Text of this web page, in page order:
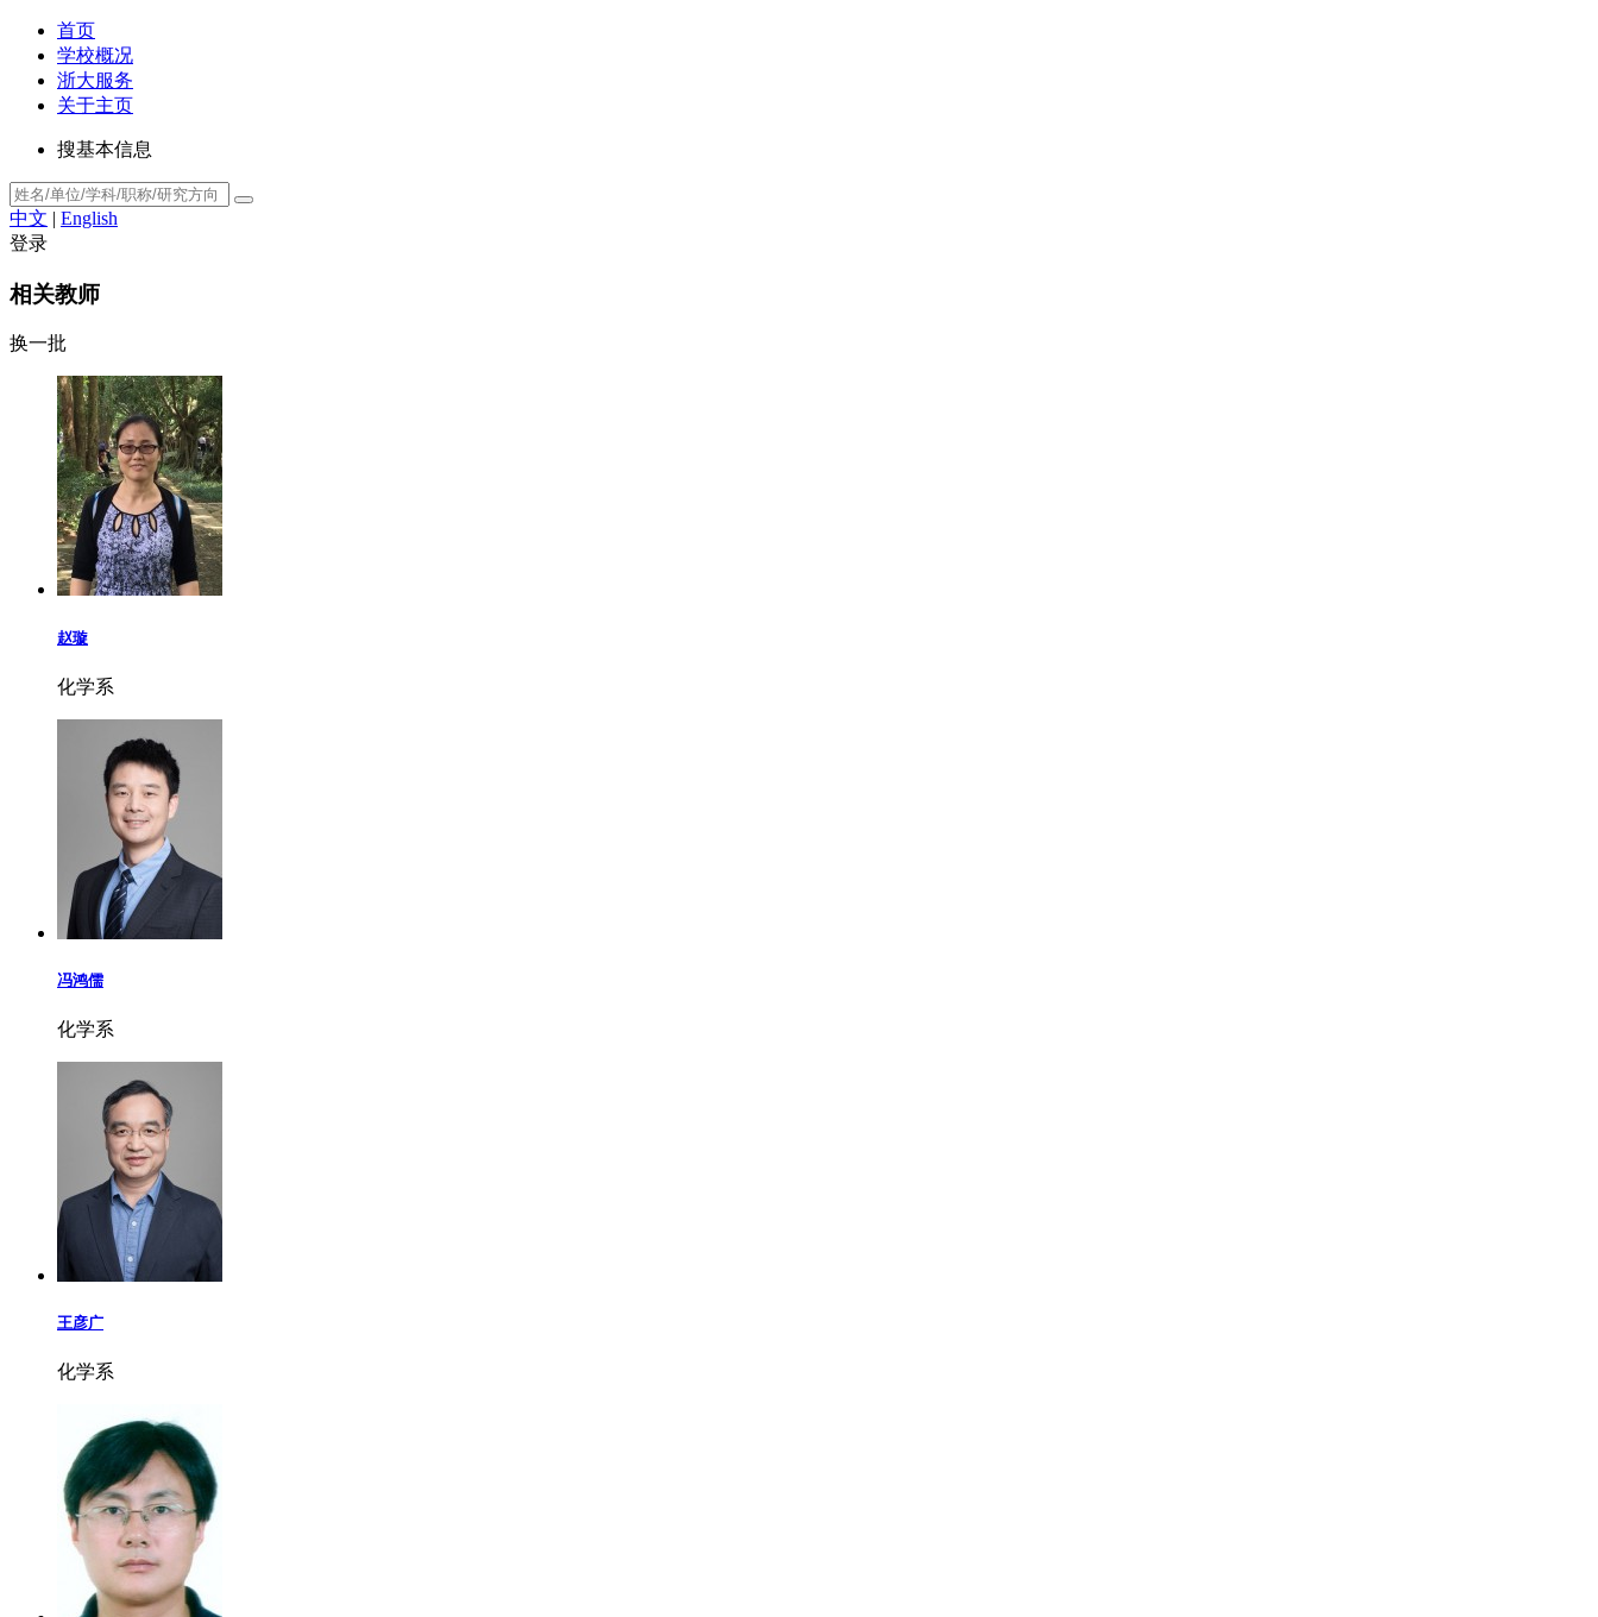
首页
学校概况
浙大服务
关于主页
搜基本信息
中文 | English
登录
相关教师
换一批
赵璇
化学系
冯鸿儒
化学系
王彦广
化学系